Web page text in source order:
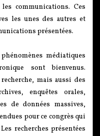
communications. Ces
les unes des autres et
présentées.
médiatiques
sont bienvenus.
mais aussi des
enquêtes orales,
de données massives,
pour ce congrès qui
recherches présentées